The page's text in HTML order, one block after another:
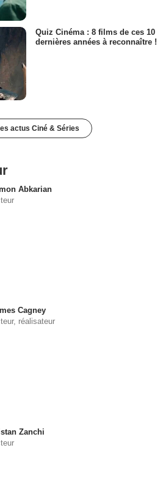
Quiz Cinéma : 8 films de ces 10
dernières années à reconnaître !
actus Ciné & Séries
Abkarian
Cagney
réalisateur
Zanchi